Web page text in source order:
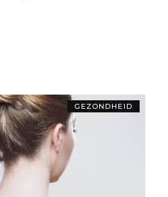
GEZONDHEID